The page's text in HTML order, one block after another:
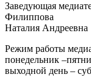
Заведующая
Филиппова
Наталия Андреевна
Режим работы
понедельник
выходной день –